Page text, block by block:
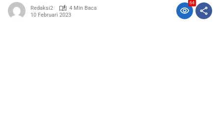
Redaksi2
4 Min Baca
10 Februari 2023
64